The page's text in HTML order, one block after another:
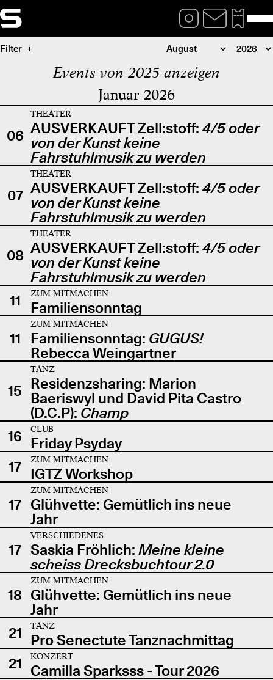
Filter
Events von 2025 anzeigen
Januar 2026
06
THEATER
AUSVERKAUFT Zell:stoff: 4/5 oder
von der Kunst keine
Fahrstuhlmusik zu werden
07
THEATER
AUSVERKAUFT Zell:stoff: 4/5 oder
von der Kunst keine
Fahrstuhlmusik zu werden
08
THEATER
AUSVERKAUFT Zell:stoff: 4/5 oder
von der Kunst keine
Fahrstuhlmusik zu werden
11
ZUM MITMACHEN
Familiensonntag
11
ZUM MITMACHEN
Familiensonntag: GUGUS!
Rebecca Weingartner
15
TANZ
Residenzsharing: Marion
Baeriswyl und David Pita Castro
(D.C.P): Champ
16
CLUB
Friday Psyday
17
ZUM MITMACHEN
IGTZ Workshop
17
ZUM MITMACHEN
Glühvette: Gemütlich ins neue
Jahr
17
VERSCHIEDENES
Saskia Fröhlich: Meine kleine
scheiss Drecksbuchtour 2.0
18
ZUM MITMACHEN
Glühvette: Gemütlich ins neue
Jahr
21
TANZ
Pro Senectute Tanznachmittag
21
KONZERT
Camilla Sparksss - Tour 2026